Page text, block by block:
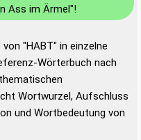
Ass im Ärmel"!
"HABT" in einzelne
Wörterbuch nach
Wortwurzel, Aufschluss
und Wortbedeutung von